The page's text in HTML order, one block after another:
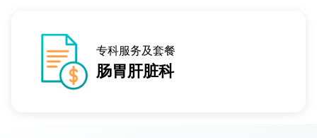
专科服务及套餐
肠胃肝脏科